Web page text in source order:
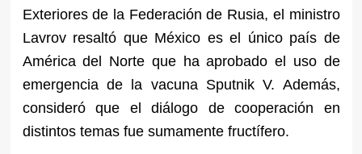
Exteriores de la Federación de Rusia, el ministro
Lavrov resaltó que México es el único país de
América del Norte que ha aprobado el uso de
emergencia de la vacuna Sputnik V. Además,
consideró que el diálogo de cooperación en
distintos temas fue sumamente fructífero.